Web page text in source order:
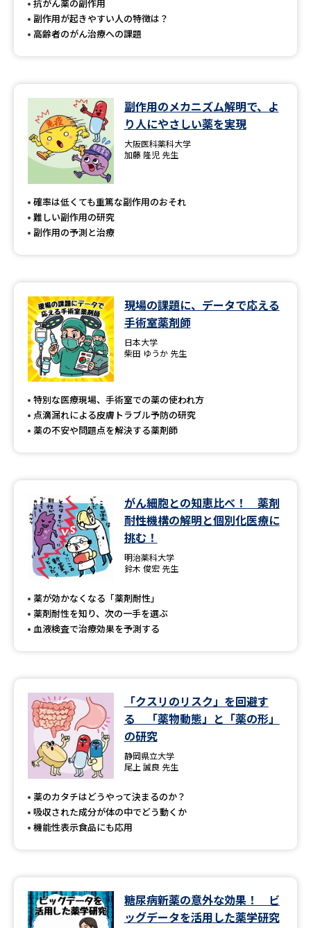
抗がん薬の副作用
副作用が起きやすい人の特徴は？
高齢者のがん治療への課題
副作用のメカニズム解明で、よ
り人にやさしい薬を実現
大阪医科薬科大学
加藤 隆児 先生
確率は低くても重篤な副作用のおそれ
難しい副作用の研究
副作用の予測と治療
現場の課題に、データで応える
手術室薬剤師
日本大学
柴田 ゆうか 先生
特別な医療現場、手術室での薬の使われ方
点滴漏れによる皮膚トラブル予防の研究
薬の不安や問題点を解決する薬剤師
がん細胞との知恵比べ！ 薬剤
耐性機構の解明と個別化医療に
挑む！
明治薬科大学
鈴木 俊宏 先生
薬が効かなくなる「薬剤耐性」
薬剤耐性を知り、次の一手を選ぶ
血液検査で治療効果を予測する
「クスリのリスク」を回避す
る 「薬物動態」と「薬の形」
の研究
静岡県立大学
尾上 誠良 先生
薬のカタチはどうやって決まるのか？
吸収された成分が体の中でどう動くか
機能性表示食品にも応用
糖尿病新薬の意外な効果！ ビ
ッグデータを活用した薬学研究